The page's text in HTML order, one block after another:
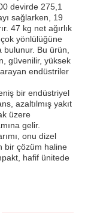
devirde 275,1
sağlarken, 19
47 kg net ağırlık
yönlülüğüne
bulunur. Bu ürün,
güvenilir, yüksek
endüstriler
bir endüstriyel
azaltılmış yakıt
üzere
gelir.
onu dizel
bir çözüm haline
hafif ünitede